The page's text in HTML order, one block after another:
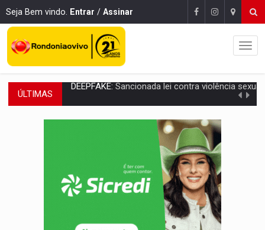
Seja Bem vindo. Entrar / Assinar
ÚLTIMAS Brasil e Rússia discutem energia nuclear, defesa e
URGENTE:Colisão entre caminhão e carro deixa quatro mortos e um em
Amazônia Negra ganha projeção nacional com participação de
Porto Velho tem chances de chuvas isoladas nesta
SINDICATOS UNIDOS: Assembleia Geral delibera greve da educação
Rondoniaovivo abre oficina de Comunicação com